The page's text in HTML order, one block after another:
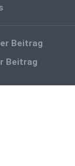
Beitrag
Beitrag